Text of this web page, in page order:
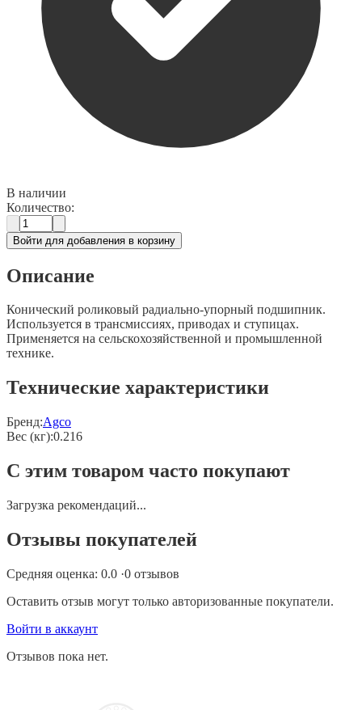
В наличии
Количество:
Войти для добавления в корзину
Описание
Конический роликовый радиально-упорный подшипник.
Используется в трансмиссиях, приводах и ступицах.
Применяется на сельскохозяйственной и промышленной
технике.
Технические характеристики
Бренд:Agco
Вес (кг):0.216
С этим товаром часто покупают
Загрузка рекомендаций...
Отзывы покупателей
Средняя оценка: 0.0 ·0 отзывов
Оставить отзыв могут только авторизованные покупатели.
Войти в аккаунт
Отзывов пока нет.